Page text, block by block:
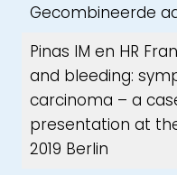
Gecombineerde
Pinas IM en HR
and bleeding:
carcinoma – a
presentation at
2019 Berlin